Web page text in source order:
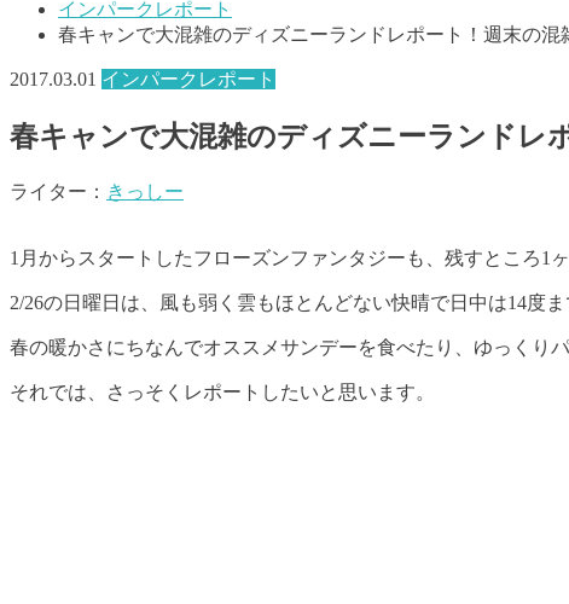
インパークレポート
春キャンで大混雑のディズニーランドレポート！週末の混
2017.03.01 インパークレポート
春キャンで大混雑のディズニーランドレ
ライター： きっしー
1月からスタートしたフローズンファンタジーも、残すところ1
2/26の日曜日は、風も弱く雲もほとんどない快晴で日中は14度
春の暖かさにちなんでオススメサンデーを食べたり、ゆっくり
それでは、さっそくレポートしたいと思います。